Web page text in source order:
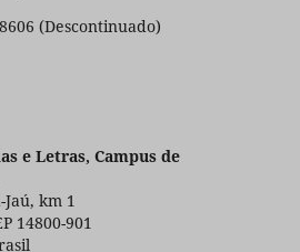
(Descontinuado)
e Letras, Campus de
km 1
14800-901